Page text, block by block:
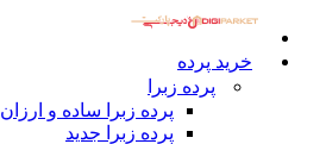
خرید پرده
پرده زبرا
پرده زبرا ساده و ارزان
پرده زبرا جدید